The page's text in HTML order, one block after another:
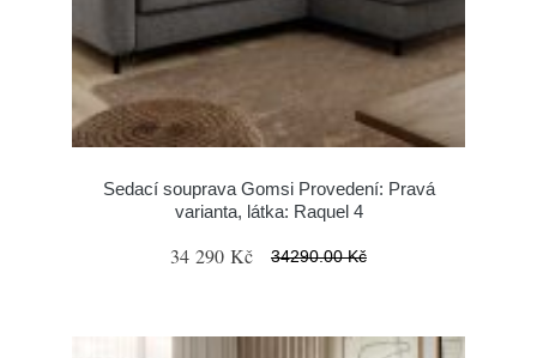
Sedací souprava Gomsi Provedení: Pravá
varianta, látka: Raquel 4
34 290 Kč 34290.00 Kč